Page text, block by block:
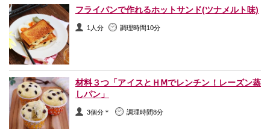
フライパンで作れるホットサンド(ツナメルト味)
1人分 調理時間10分
材料３つ「アイスとＨⅯでレンチン！レーズン蒸
しパン」
3個分＊ 調理時間8分